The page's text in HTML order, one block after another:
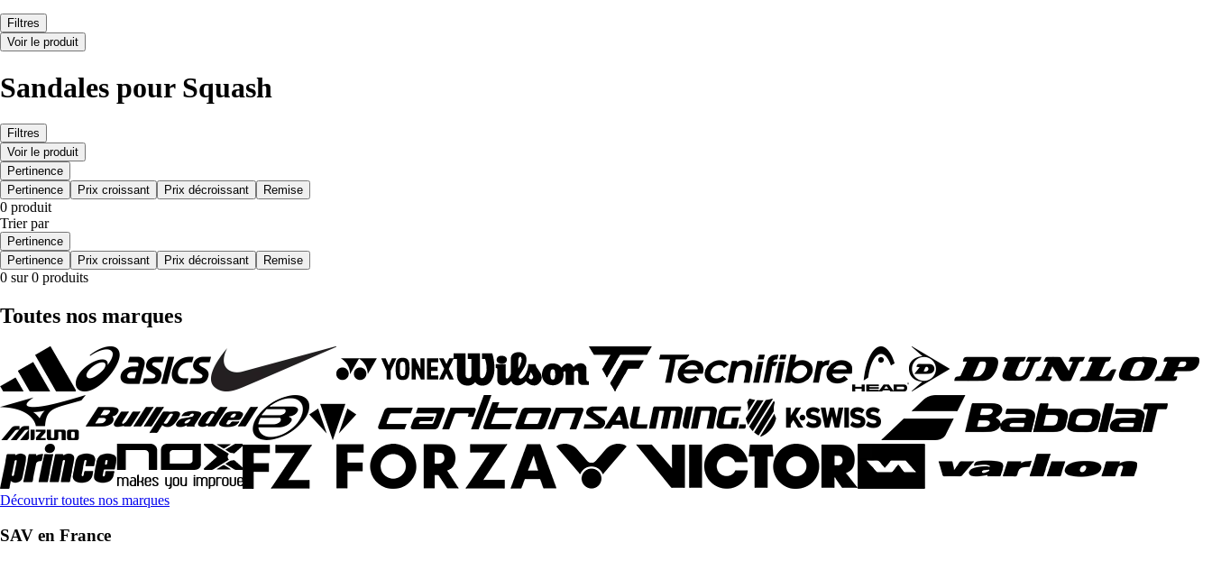
Filtres
Voir le produit
Sandales pour Squash
Filtres
Voir le produit
Pertinence
Pertinence
Prix croissant Prix décroissant Remise
0 produit
Trier par
Pertinence
Pertinence
Prix croissant Prix décroissant Remise
0 sur 0 produits
Toutes nos marques
Découvrir toutes nos marques
SAV en France